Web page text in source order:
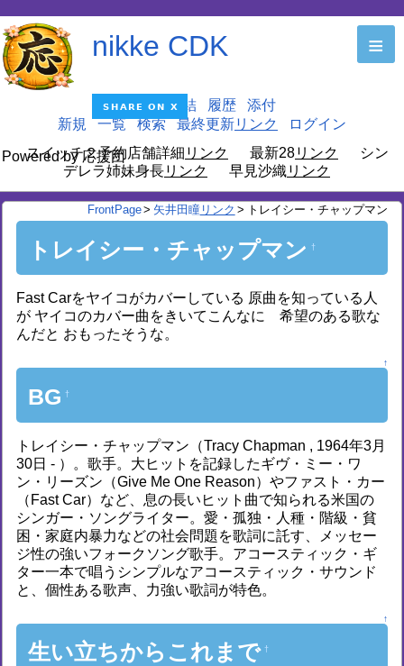
nikke CDK
Powered by 応援団
≡
編集 凍結 履歴
添付
新規
一覧 検索 最終更新
ログイン
スイッチ２予約店舗詳細
最新28
シン
デレラ姉妹身長
早見沙織
FrontPage> 矢井田瞳 > トレイシー・チャップマン
トレイシー・チャップマン †
Fast Carをヤイコがカバーしている 原曲を知っている人
が ヤイコのカバー曲をきいてこんなに 希望のある歌な
んだと おもったそうな。
↑
BG †
トレイシー・チャップマン（Tracy Chapman , 1964年3月
30日 - ）。歌手。大ヒットを記録したギヴ・ミー・ワ
ン・リーズン（Give Me One Reason）やファスト・カー
（Fast Car）など、息の長いヒット曲で知られる米国の
シンガー・ソングライター。愛・孤独・人種・階級・貧
困・家庭内暴力などの社会問題を歌詞に託す、メッセー
ジ性の強いフォークソング歌手。アコースティック・ギ
ター一本で唱うシンプルなアコースティック・サウンド
と、個性ある歌声、力強い歌詞が特色。
↑
生い立ちからこれまで †